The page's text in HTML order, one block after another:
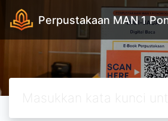
Perpustakaan MAN 1